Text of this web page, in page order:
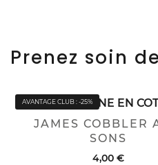
Prenez soin
AVANTAGE CLUB : -25%
CHAMOISINE EN
JAMES COBBLER
SONS
4,00 €